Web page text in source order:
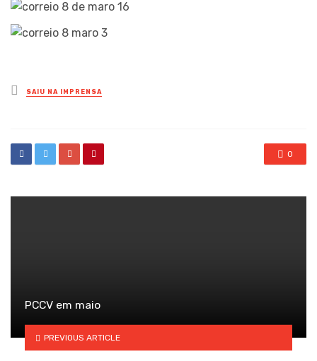
Posted
in
SAIU NA IMPRENSA
0
PCCV em maio
PREVIOUS ARTICLE